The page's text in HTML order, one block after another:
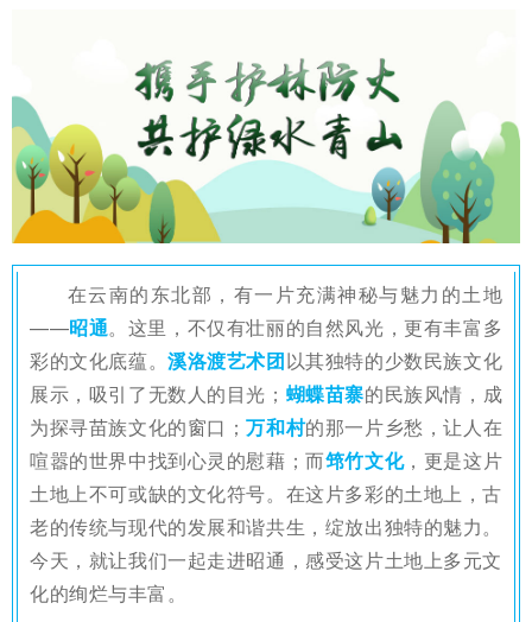
在云南的东北部，有一片充满神秘与魅力的土地
——昭通。这里，不仅有壮丽的自然风光，更有丰富多
彩的文化底蕴。溪洛渡艺术团以其独特的少数民族文化
展示，吸引了无数人的目光； 蝴蝶苗寨的民族风情，成
为探寻苗族文化的窗口；万和村的那一片乡愁，让人在
喧嚣的世界中找到心灵的慰藉；而筇竹文化，更是这片
土地上不可或缺的文化符号。在这片多彩的土地上，古
老的传统与现代的发展和谐共生，绽放出独特的魅力。
今天，就让我们一起走进昭通，感受这片土地上多元文
化的绚烂与丰富。